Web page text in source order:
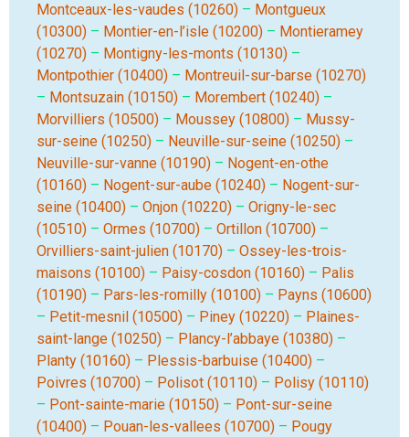
Montceaux-les-vaudes (10260) – Montgueux
(10300) – Montier-en-l’isle (10200) – Montieramey
(10270) – Montigny-les-monts (10130) –
Montpothier (10400) – Montreuil-sur-barse (10270)
– Montsuzain (10150) – Morembert (10240) –
Morvilliers (10500) – Moussey (10800) – Mussy-
sur-seine (10250) – Neuville-sur-seine (10250) –
Neuville-sur-vanne (10190) – Nogent-en-othe
(10160) – Nogent-sur-aube (10240) – Nogent-sur-
seine (10400) – Onjon (10220) – Origny-le-sec
(10510) – Ormes (10700) – Ortillon (10700) –
Orvilliers-saint-julien (10170) – Ossey-les-trois-
maisons (10100) – Paisy-cosdon (10160) – Palis
(10190) – Pars-les-romilly (10100) – Payns (10600)
– Petit-mesnil (10500) – Piney (10220) – Plaines-
saint-lange (10250) – Plancy-l’abbaye (10380) –
Planty (10160) – Plessis-barbuise (10400) –
Poivres (10700) – Polisot (10110) – Polisy (10110)
– Pont-sainte-marie (10150) – Pont-sur-seine
(10400) – Pouan-les-vallees (10700) – Pougy